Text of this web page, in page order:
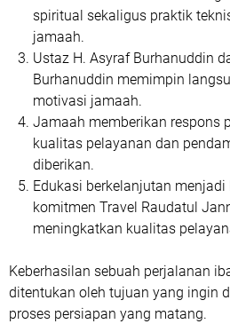
spiritual sekaligus praktik
jamaah.
Ustaz H. Asyraf Burhanuddin
Burhanuddin memimpin
motivasi jamaah.
Jamaah memberikan respons
kualitas pelayanan dan
diberikan.
Edukasi berkelanjutan
komitmen Travel Raudatul
meningkatkan kualitas
Keberhasilan sebuah perjalanan
ditentukan oleh tujuan yang ingin
proses persiapan yang matang.